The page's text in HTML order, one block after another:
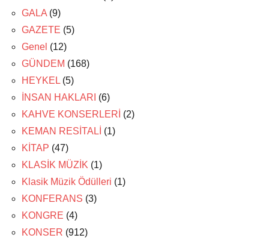
GALA (9)
GAZETE (5)
Genel (12)
GÜNDEM (168)
HEYKEL (5)
İNSAN HAKLARI (6)
KAHVE KONSERLERİ (2)
KEMAN RESİTALİ (1)
KİTAP (47)
KLASİK MÜZİK (1)
Klasik Müzik Ödülleri (1)
KONFERANS (3)
KONGRE (4)
KONSER (912)